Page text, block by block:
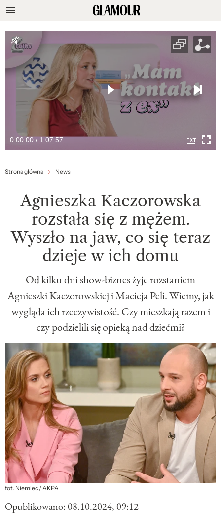
0:00:00 / 1:07:57
Strona główna News
Agnieszka Kaczorowska
rozstała się z mężem.
Wyszło na jaw, co się teraz
dzieje w ich domu
Od kilku dni show-biznes żyje rozstaniem
Agnieszki Kaczorowskiej i Macieja Peli. Wiemy, jak
wygląda ich rzeczywistość. Czy mieszkają razem i
czy podzielili się opieką nad dziećmi?
fot. Niemiec / AKPA
Opublikowano: 08.10.2024, 09:12